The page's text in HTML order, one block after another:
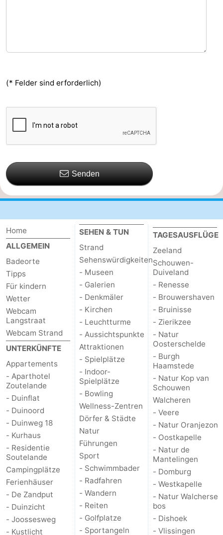
(* Felder sind erforderlich)
Senden
Home
ALLGEMEIN
Badeorte
Tipps
Für kindern
Wetter
Webcam
Langstraat
Webcam Strand
UNTERKÜNFTE
Appartements
- Aparthotel
Zoutelande
- Duinflat
- Duinoord
- Duinweg 18
- Kurhaus
- Residentie
Soutelande
Campingplätze
Ferienhäuser
- De Zandput
- Duinzicht
- Joossesweg
- Kustlicht
SEHEN & TUN
Strand
Sehenswürdigkeiten
- Museen
- Galerien
- Denkmäler
- Kirchen
- Leuchtturme
- Aussichtspunkte
Attraktionen
- Spielplätze
- Indoor-
Spielplätze
- Bowling
Wellness-Zentren
Dörfer & Städte
Natur
Führungen
Sport
- Schwimmbader
- Radfahren
- Wandern
- Reiten
- Golfplatze
- Sportangeln
TAGESAUSFLÜGE
Zeeland
Schouwen-
Duiveland
- Renesse
- Brouwershaven
- Bruinisse
- Zierikzee
- Natur
Oosterschelde
- Burgh
Haamstede
- Natur Kop van
Schouwen
Walcheren
- Veere
- Natur Oranjezon
- Oostkapelle
- Natur de
Mantelingen
- Domburg
- Westkapelle
- Natur Walcherse
bos
- Dishoek
- Vlissingen